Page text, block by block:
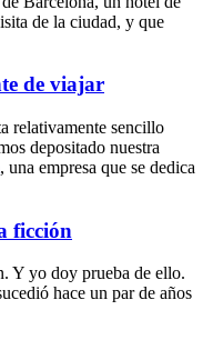
de la ciudad, y que
de viajar
relativamente sencillo
depositado nuestra
, una empresa que se dedica
ficción
Y yo doy prueba de ello.
hace un par de años